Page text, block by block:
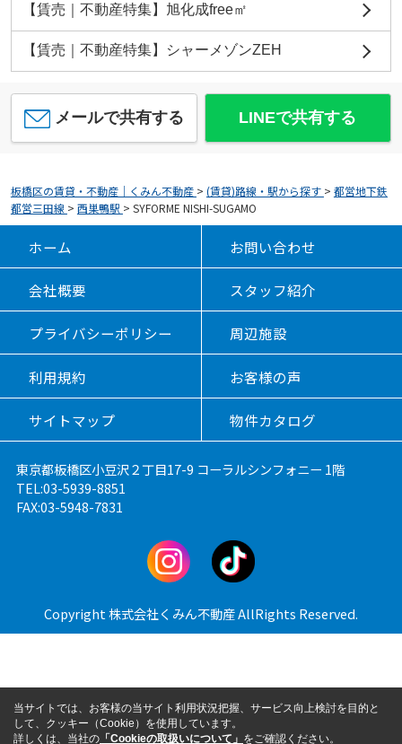
【賃売｜不動産特集】旭化成free㎡
【賃売｜不動産特集】シャーメゾンZEH
メールで共有する LINEで共有する
板橋区の賃貸・不動産｜くみん不動産 > (賃貸)路線・駅から探す > 都営地下鉄
都営三田線 > 西巣鴨駅 > SYFORME NISHI-SUGAMO
ホーム お問い合わせ
会社概要 スタッフ紹介
プライバシーポリシー 周辺施設
利用規約 お客様の声
サイトマップ 物件カタログ
東京都板橋区小豆沢２丁目17-9 コーラルシンフォニー 1階
TEL:03-5939-8851
FAX:03-5948-7831
Copyright 株式会社くみん不動産 AllRights Reserved.
当サイトでは、お客様の当サイト利用状況把握、サービス向上検討を目的と
して、クッキー（Cookie）を使用しています。
詳しくは、当社の 「Cookieの取扱いについて」 をご確認ください。